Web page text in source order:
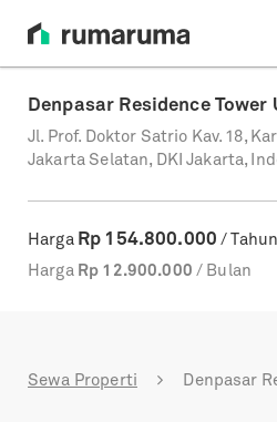
Denpasar Residence Tower
Jl. Prof. Doktor Satrio Kav. 18,
Jakarta Selatan, DKI Jakarta,
Harga Rp 154.800.000 / Tahun
Harga Rp 12.900.000 / Bulan
Sewa Properti Denpasar